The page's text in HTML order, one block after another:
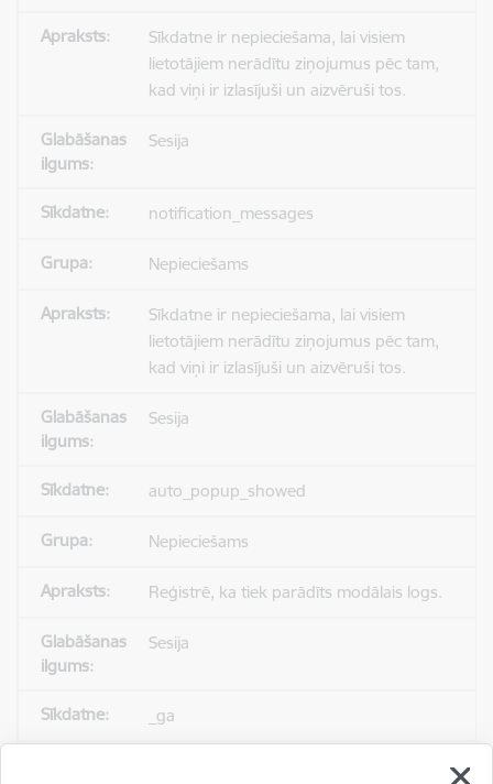
Sīkdatne ir nepieciešama, lai visiem
lietotājiem nerādītu ziņojumus pēc tam,
kad viņi ir izlasījuši un aizvēruši tos.
Sesija
notification_messages
Nepieciešams
Sīkdatne ir nepieciešama, lai visiem
lietotājiem nerādītu ziņojumus pēc tam,
kad viņi ir izlasījuši un aizvēruši tos.
Sesija
auto_popup_showed
Nepieciešams
Reģistrē, ka tiek parādīts modālais logs.
Sesija
_ga